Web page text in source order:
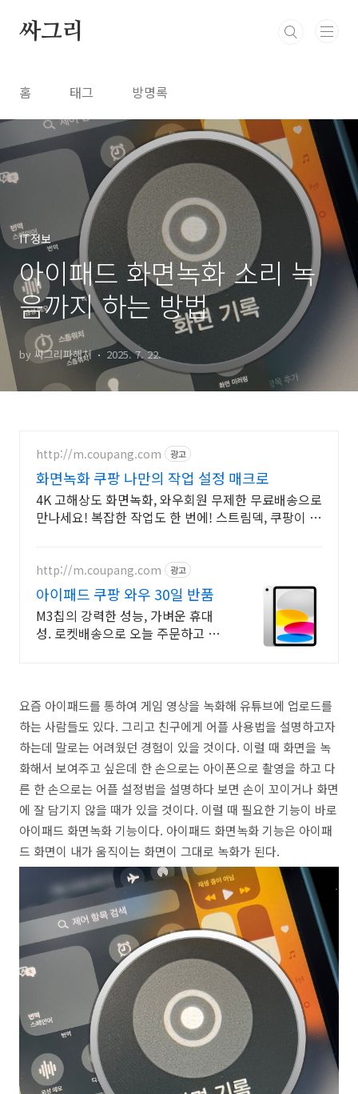
싸그리
홈 태그 방명록
IT정보
아이패드 화면녹화 소리 녹
음까지 하는 방법
by 싸그리파해쳐 2025. 7. 22.
http://m.coupang.com 광고
화면녹화 쿠팡 나만의 작업 설정 매크로
4K 고해상도 화면녹화, 와우회원 무제한 무료배송으로
만나세요! 복잡한 작업도 한 번에! 스트림덱, 쿠팡이 스
http://m.coupang.com 광고
아이패드 쿠팡 와우 30일 반품
M3칩의 강력한 성능, 가벼운 휴대
성. 로켓배송으로 오늘 주문하고 내
요즘 아이패드를 통하여 게임 영상을 녹화해 유튜브에 업로드를
하는 사람들도 있다. 그리고 친구에게 어플 사용법을 설명하고자
하는데 말로는 어려웠던 경험이 있을 것이다. 이럴 때 화면을 녹
화해서 보여주고 싶은데 한 손으로는 아이폰으로 촬영을 하고 다
른 한 손으로는 어플 설정법을 설명하다 보면 손이 꼬이거나 화면
에 잘 담기지 않을 때가 있을 것이다. 이럴 때 필요한 기능이 바로
아이패드 화면녹화 기능이다. 아이패드 화면녹화 기능은 아이패
드 화면이 내가 움직이는 화면이 그대로 녹화가 된다.